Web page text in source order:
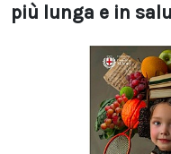
più lunga e in